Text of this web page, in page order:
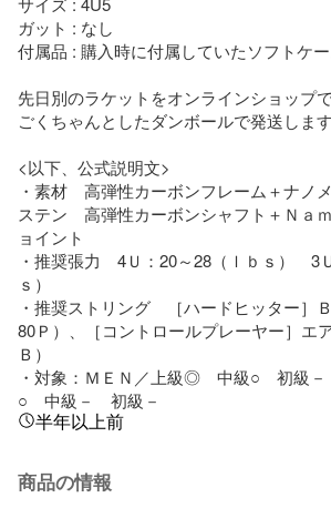
ガット : なし
付属品 : 購入時に付属していたソフトケ
先日別のラケットをオンラインショップ
ごくちゃんとしたダンボールで発送します
<以下、公式説明文>
・素材　高弾性カーボンフレーム＋ナノ
ステン　高弾性カーボンシャフト＋Ｎａ
ョイント
・推奨張力　4Ｕ：20～28（ｌｂｓ）　3
ｓ）
・推奨ストリング　［ハードヒッター］
80Ｐ）、［コントロールプレーヤー］エ
Ｂ）
・対象：ＭＥＮ／上級◎　中級○　初級
○　中級－　初級－
半年以上前
商品の情報